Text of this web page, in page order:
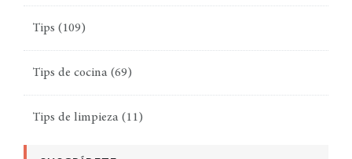
Tips (109)
Tips de cocina (69)
Tips de limpieza (11)